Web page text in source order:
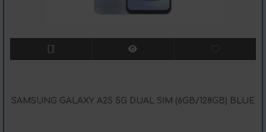
SAMSUNG GALAXY A25 5G DUAL SIM (6GB/128GB) BLUE